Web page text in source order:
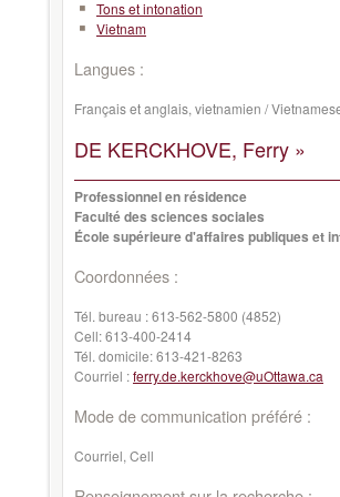
Tons et intonation
Vietnam
Langues :
Français et anglais, vietnamien /
DE KERCKHOVE, Ferry »
Professionnel en résidence
Faculté des sciences sociales
École supérieure d'affaires publiques et
Coordonnées :
Tél. bureau :613-562-5800 (4852)
Cell:613-400-2414
Tél. domicile:613-421-8263
Courriel :ferry.de.kerckhove@uOttawa.ca
Mode de communication préféré :
Courriel, Cell